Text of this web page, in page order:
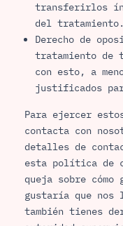
transferirlos
del tratamiento.
Derecho de
tratamiento de
con esto, a
justificados
Para ejercer
contacta con
detalles de
esta política de
queja sobre cómo
gustaría que
también tienes